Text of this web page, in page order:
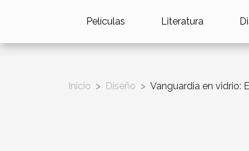
Películas Literatura
Inicio Diseño Vanguardia en vidrio: